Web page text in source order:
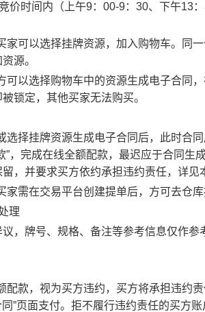
价时间内（上午9：00-9：30、下午13
家可以选择挂牌资源，加入购物车。同
源。
可以选择购物车中的资源生成电子合同
锁定，其他买家无法购买。
选择挂牌资源生成电子合同后，此时合
”，完成在线全额配款，最迟应于合同
，并要求买方依约承担违约责任，详见
家需在交易平台创建提单后，方可去仓
理
，牌号、规格、备注等参考信息仅作
配款，视为买方违约，买方将承担违约
同”页面支付。拒不履行违约责任的买方